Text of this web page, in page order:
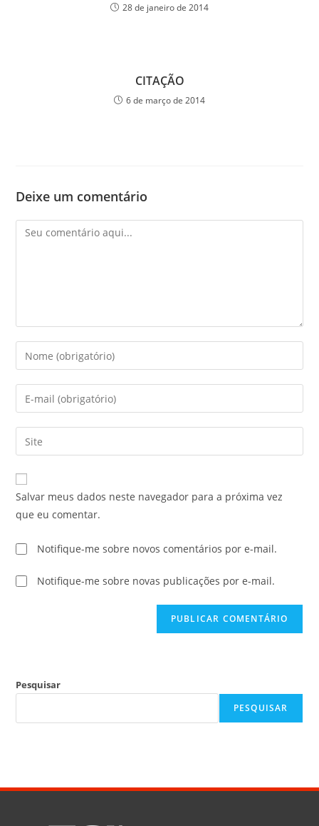
28 de janeiro de 2014
CITAÇÃO
6 de março de 2014
Deixe um comentário
Salvar meus dados neste navegador para a próxima vez
que eu comentar.
Notifique-me sobre novos comentários por e-mail.
Notifique-me sobre novas publicações por e-mail.
Pesquisar
PESQUISAR